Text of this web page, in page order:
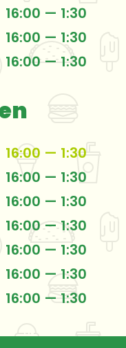
16:00 — 1:30
16:00 — 1:30
16:00 — 1:30
16:00 — 1:30
16:00 — 1:30
16:00 — 1:30
16:00 — 1:30
16:00 — 1:30
16:00 — 1:30
16:00 — 1:30